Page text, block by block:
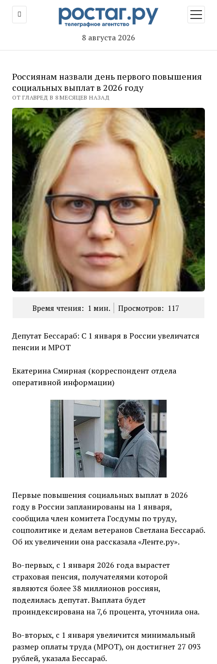
8 августа 2026
меню
Россиянам назвали день первого повышения
социальных выплат в 2026 году
ОТ ГЛАВРЕД В 8 МЕСЯЦЕВ НАЗАД
Время чтения: 1 мин. Просмотров: 117
Депутат Бессараб: С 1 января в России увеличатся
пенсии и МРОТ
Екатерина Смирная (корреспондент отдела
оперативной информации)
Первые повышения социальных выплат в 2026
году в России запланированы на 1 января,
сообщила член комитета Госдумы по труду,
соцполитике и делам ветеранов Светлана Бессараб.
Об их увеличении она рассказала «Ленте.ру».
Во-первых, с 1 января 2026 года вырастет
страховая пенсия, получателями которой
являются более 38 миллионов россиян,
поделилась депутат. Выплата будет
проиндексирована на 7,6 процента, уточнила она.
Во-вторых, с 1 января увеличится минимальный
размер оплаты труда (МРОТ), он достигнет 27 093
рублей, указала Бессараб.